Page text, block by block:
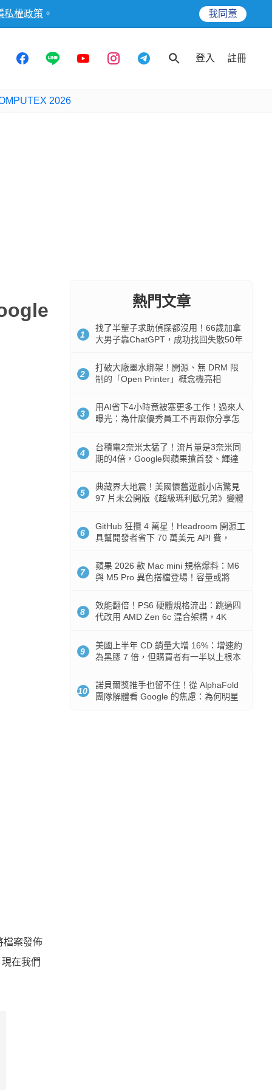
私權政策 。 我同意
登入 註冊
2026
檔案發佈
在我們
熱門文章
1
找了半輩子求助偵探都沒用！66歲加拿
大男子靠ChatGPT，成功找回失散50年
2
打破大廠墨水綁架！開源、無 DRM 限
制的「Open Printer」概念機亮相
3
用AI省下4小時竟被塞更多工作！過來人
曝光：為什麼優秀員工不再跟你分享怎
4
台積電2奈米太猛了！流片量是3奈米同
期的4倍，Google與蘋果搶首發、輝達
5
典藏界大地震！美國懷舊遊戲小店驚見
97 片未公開版《超級瑪利歐兄弟》變體
6
GitHub 狂攬 4 萬星！Headroom 開源工
具幫開發者省下 70 萬美元 API 費，
7
蘋果 2026 款 Mac mini 規格爆料：M6
與 M5 Pro 異色搭檔登場！容量或將
8
效能翻倍！PS6 硬體規格流出：跳過四
代改用 AMD Zen 6c 混合架構，4K
9
美國上半年 CD 銷量大增 16%：增速約
為黑膠 7 倍，但購買者有一半以上根本
10
諾貝爾獎推手也留不住！從 AlphaFold
團隊解體看 Google 的焦慮：為何明星